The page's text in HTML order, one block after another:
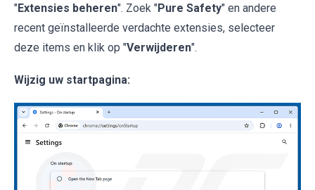
"Extensies beheren". Zoek "Pure Safety" en andere
recent geïnstalleerde verdachte extensies, selecteer
deze items en klik op "Verwijderen".
Wijzig uw startpagina: